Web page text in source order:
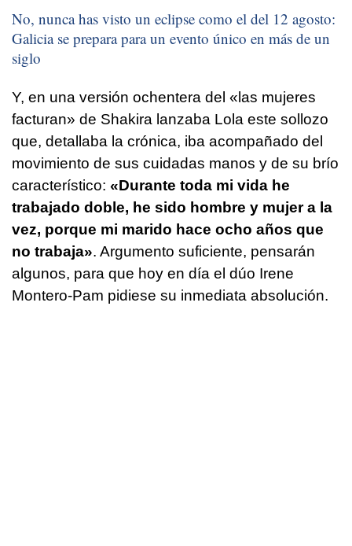
No, nunca has visto un eclipse como el del 12 agosto:
Galicia se prepara para un evento único en más de un
siglo
Y, en una versión ochentera del «las mujeres
facturan» de Shakira lanzaba Lola este sollozo
que, detallaba la crónica, iba acompañado del
movimiento de sus cuidadas manos y de su brío
característico: «Durante toda mi vida he
trabajado doble, he sido hombre y mujer a la
vez, porque mi marido hace ocho años que
no trabaja». Argumento suficiente, pensarán
algunos, para que hoy en día el dúo Irene
Montero-Pam pidiese su inmediata absolución.